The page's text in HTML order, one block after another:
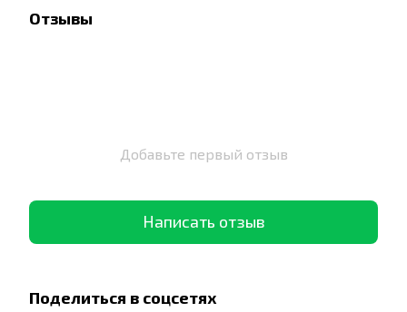
Отзывы
Добавьте первый отзыв
Написать отзыв
Поделиться в соцсетях